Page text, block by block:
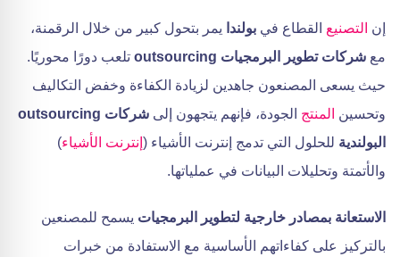
إن التصنيع القطاع في بولندا يمر بتحول كبير من خلال الرقمنة،
مع شركات تطوير البرمجيات outsourcing
تلعب دورًا محوريًا.
حيث يسعى المصنعون جاهدين لزيادة الكفاءة وخفض التكاليف
وتحسين المنتج الجودة، فإنهم يتجهون إلى
شركات outsourcing
البولندية للحلول التي تدمج إنترنت الأشياء ( إنترنت الأشياء)
والأتمتة وتحليلات البيانات في عملياتها.
الاستعانة بمصادر خارجية لتطوير البرمجيات يسمح للمصنعين
بالتركيز على كفاءاتهم الأساسية مع الاستفادة من خبرات